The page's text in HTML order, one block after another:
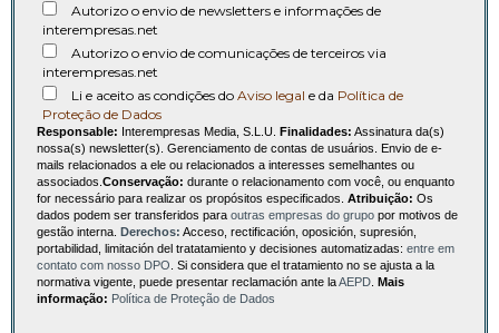
Autorizo o envio de newsletters e informações de
interempresas.net
Autorizo o envio de comunicações de terceiros via
interempresas.net
Li e aceito as condições do Aviso legal e da Política de
Proteção de Dados
Responsable: Interempresas Media, S.L.U. Finalidades: Assinatura da(s)
nossa(s) newsletter(s). Gerenciamento de contas de usuários. Envio de e-
mails relacionados a ele ou relacionados a interesses semelhantes ou
associados. Conservação: durante o relacionamento com você, ou enquanto
for necessário para realizar os propósitos especificados. Atribuição: Os
dados podem ser transferidos para outras empresas do grupo por motivos de
gestão interna. Derechos: Acceso, rectificación, oposición, supresión,
portabilidad, limitación del tratatamiento y decisiones automatizadas: entre em
contato com nosso DPO . Si considera que el tratamiento no se ajusta a la
normativa vigente, puede presentar reclamación ante laAEPD Mais
informação: Política de Proteção de Dados